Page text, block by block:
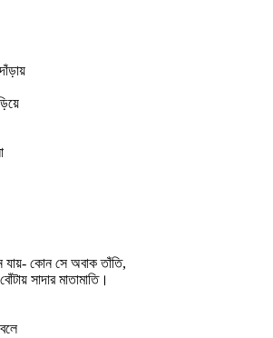
কোন সে অবাক তাঁতি,
সাদার মাতামাতি।